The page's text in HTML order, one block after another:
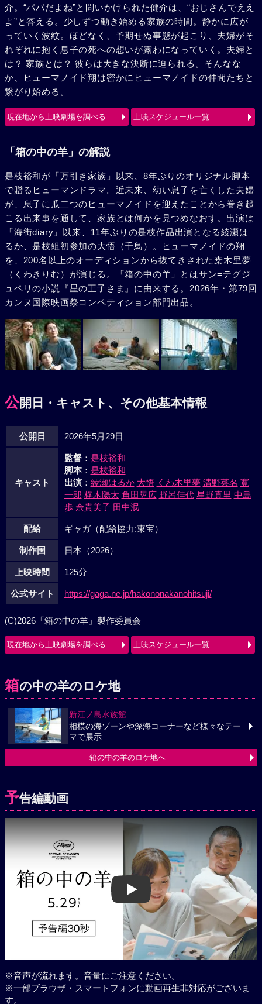
介。“パパだよね”と問いかけられた健介は、“おじさんでええ
よ”と答える。少しずつ動き始める家族の時間。静かに広が
っていく波紋。ほどなく、予期せぬ事態が起こり、夫婦がそ
れぞれに抱く息子の死への想いが露わになっていく。夫婦と
は？ 家族とは？ 彼らは大きな決断に迫られる。そんなな
か、ヒューマノイド翔は密かにヒューマノイドの仲間たちと
繋がり始める。
現在地から上映劇場を調べる 上映スケジュール一覧
「箱の中の羊」の解説
是枝裕和が「万引き家族」以来、8年ぶりのオリジナル脚本
で贈るヒューマンドラマ。近未来、幼い息子を亡くした夫婦
が、息子に瓜二つのヒューマノイドを迎えたことから巻き起
こる出来事を通して、家族とは何かを見つめなおす。出演は
「海街diary」以来、11年ぶりの是枝作品出演となる綾瀬は
るか、是枝組初参加の大悟（千鳥）。ヒューマノイドの翔
を、200名以上のオーディションから抜てきされた桒木里夢
（くわきりむ）が演じる。「箱の中の羊」とはサン=テグジ
ュペリの小説『星の王子さま』に由来する。2026年・第79回
カンヌ国際映画祭コンペティション部門出品。
公開日・キャスト、その他基本情報
公開日 2026年5月29日
キャスト
監督： 是枝裕和
脚本： 是枝裕和
出演： 綾瀬はるか 大悟 くわ木里夢 清野菜名 寛
一郎 柊木陽太 角田晃広 野呂佳代 星野真里 中島
歩 余貴美子 田中泯
配給 ギャガ（配給協力:東宝）
制作国 日本（2026）
上映時間 125分
公式サイト https://gaga.ne.jp/hakononakanohitsuji/
(C)2026「箱の中の羊」製作委員会
現在地から上映劇場を調べる 上映スケジュール一覧
箱の中の羊のロケ地
新江ノ島水族館
相模の海ゾーンや深海コーナーなど様々なテー
マで展示
箱の中の羊のロケ地へ
予告編動画
Play
※音声が流れます。音量にご注意ください。
※一部ブラウザ・スマートフォンに動画再生非対応がございま
す。